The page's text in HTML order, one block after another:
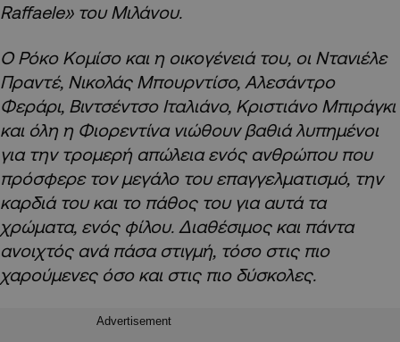
Raffaele» του Μιλάνου.
Ο Ρόκο Κομίσο και η οικογένειά του, οι Ντανιέλε
Πραντέ, Νικολάς Μπουρντίσο, Αλεσάντρο
Φεράρι, Βιντσέντσο Ιταλιάνο, Κριστιάνο Μπιράγκι
και όλη η Φιορεντίνα νιώθουν βαθιά λυπημένοι
για την τρομερή απώλεια ενός ανθρώπου που
πρόσφερε τον μεγάλο του επαγγελματισμό, την
καρδιά του και το πάθος του για αυτά τα
χρώματα, ενός φίλου. Διαθέσιμος και πάντα
ανοιχτός ανά πάσα στιγμή, τόσο στις πιο
χαρούμενες όσο και στις πιο δύσκολες.
Advertisement